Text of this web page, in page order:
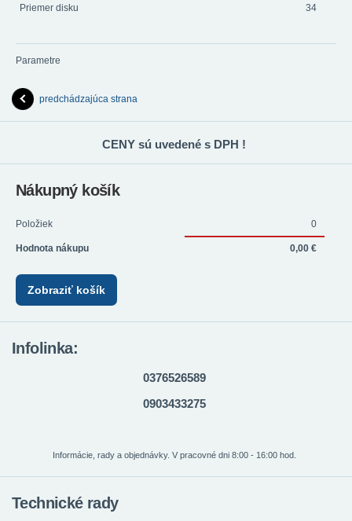
Priemer disku 34
Parametre
predchádzajúca strana
CENY sú uvedené s DPH !
Nákupný košík
Položiek 0
Hodnota nákupu 0,00 €
Zobraziť košík
Infolinka:
0376526589
0903433275
Informácie, rady a objednávky. V pracovné dni 8:00 - 16:00 hod.
Technické rady